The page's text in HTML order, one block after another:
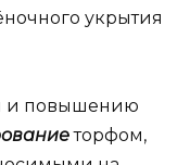
укрытия
и повышению
торфом,